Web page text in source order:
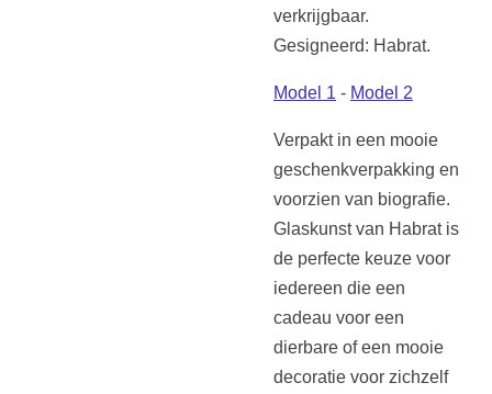
verkrijgbaar.
Gesigneerd: Habrat.
Model 1 - Model 2
Verpakt in een mooie
geschenkverpakking en
voorzien van biografie.
Glaskunst van Habrat is
de perfecte keuze voor
iedereen die een
cadeau voor een
dierbare of een mooie
decoratie voor zichzelf